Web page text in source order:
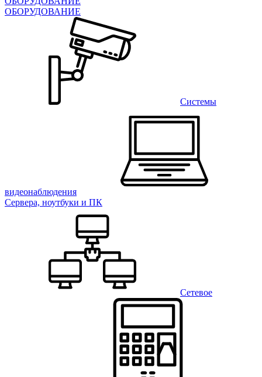
ОБОРУДОВАНИЕ
Системы
видеонаблюдения
Сервера, ноутбуки и ПК
Сетевое